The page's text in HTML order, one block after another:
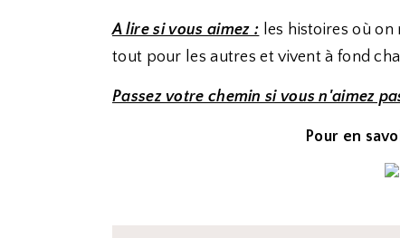
A lire si vous aimez : les histoires où
tout pour les autres et vivent à fond
Passez votre chemin si vous n'aimez
Pour en